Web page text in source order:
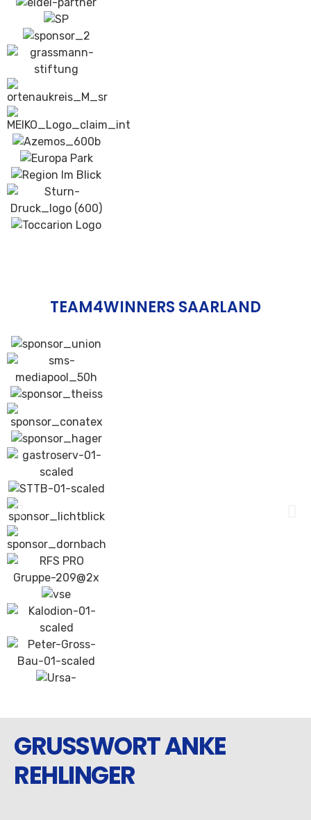
TEAM4WINNERS SAARLAND
GRUSSWORT ANKE
REHLINGER